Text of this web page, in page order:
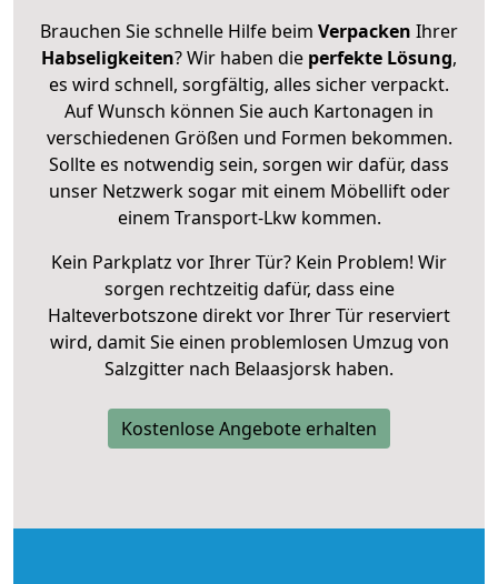
Brauchen Sie schnelle Hilfe beim Verpacken Ihrer
Habseligkeiten? Wir haben die perfekte Lösung,
es wird schnell, sorgfältig, alles sicher verpackt.
Auf Wunsch können Sie auch Kartonagen in
verschiedenen Größen und Formen bekommen.
Sollte es notwendig sein, sorgen wir dafür, dass
unser Netzwerk sogar mit einem Möbellift oder
einem Transport-Lkw kommen.
Kein Parkplatz vor Ihrer Tür? Kein Problem! Wir
sorgen rechtzeitig dafür, dass eine
Halteverbotszone direkt vor Ihrer Tür reserviert
wird, damit Sie einen problemlosen Umzug von
Salzgitter nach Belaasjorsk haben.
Kostenlose Angebote erhalten